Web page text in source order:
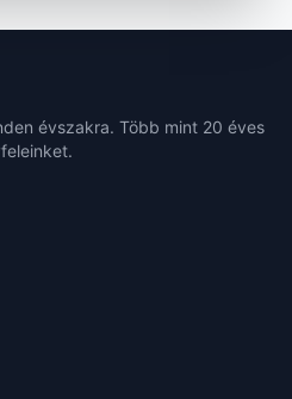
évszakra. Több mint 20 éves